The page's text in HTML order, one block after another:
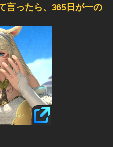
言ったら、365日が一の